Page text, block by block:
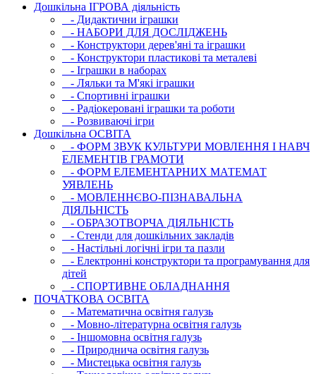
Дошкільна ІГРОВА діяльність
- Дидактични іграшки
- НАБОРИ ДЛЯ ДОСЛІДЖЕНЬ
- Конструктори дерев'яні та іграшки
- Конструктори пластикові та металеві
- Іграшки в наборах
- Ляльки та М'які іграшки
- Спортивні іграшки
- Радіокеровані іграшки та роботи
- Розвиваючі ігри
Дошкільна ОСВIТА
- ФОРМ ЗВУК КУЛЬТУРИ МОВЛЕННЯ І НАВЧ
ЕЛЕМЕНТІВ ГРАМОТИ
- ФОРМ ЕЛЕМЕНТАРНИХ МАТЕМАТ
УЯВЛЕНЬ
- МОВЛЕННЄВО-ПІЗНАВАЛЬНА
ДІЯЛЬНІСТЬ
- ОБРАЗОТВОРЧА ДІЯЛЬНІСТЬ
- Стенди для дошкільних закладів
- Настільні логічні ігри та пазли
- Електронні конструктори та програмування для
дітей
- СПОРТИВНЕ ОБЛАДНАННЯ
ПОЧАТКОВА ОСВIТА
- Математична освітня галузь
- Мовно-літературна освітня галузь
- Iншомовна освітня галузь
- Природнича освітня галузь
- Мистецька освітня галузь